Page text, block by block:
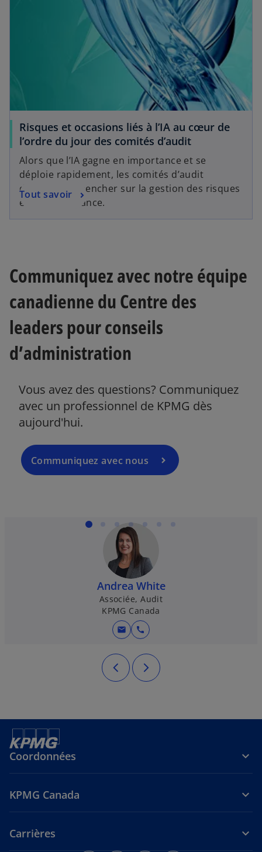
Risques et occasions liés à l’IA au cœur de
l’ordre du jour des comités d’audit
Alors que l’IA gagne en importance et se
déploie rapidement, les comités d’audit
devraient se pencher sur la gestion des risques
et la gouvernance.
Tout savoir
Communiquez avec notre équipe
canadienne du Centre des
leaders pour conseils
d’administration
Vous avez des questions? Communiquez
avec un professionnel de KPMG dès
aujourd'hui.
Communiquez avec nous
s
’
o
a
n
n
Andrea White
Associée, Audit
KPMG Canada
mail call
Coordonnées
KPMG Canada
Carrières